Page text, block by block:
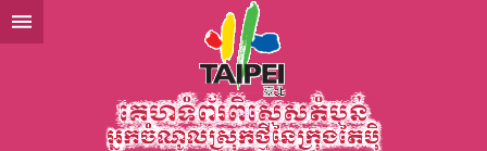
ទៅកាន់មាតិកាប្លុកមាតិកាសំខាន់